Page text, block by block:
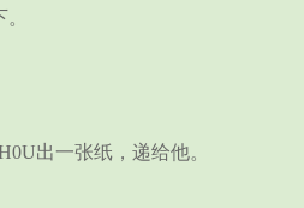
出一张纸，递给他。